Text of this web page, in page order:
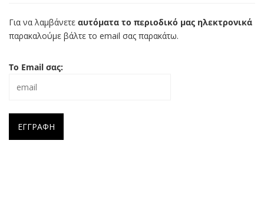
Για να λαμβάνετε αυτόματα το περιοδικό μας ηλεκτρονικά
παρακαλούμε βάλτε το email σας παρακάτω.
Το Email σας: